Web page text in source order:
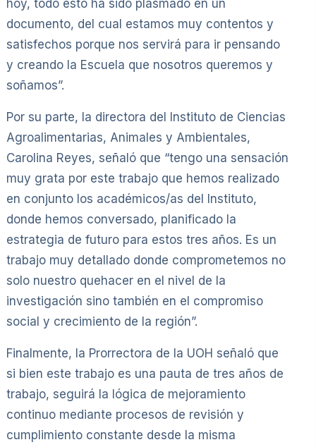
hoy, todo esto ha sido plasmado en un
documento, del cual estamos muy contentos y
satisfechos porque nos servirá para ir pensando
y creando la Escuela que nosotros queremos y
soñamos”.
Por su parte, la directora del Instituto de Ciencias
Agroalimentarias, Animales y Ambientales,
Carolina Reyes, señaló que “tengo una sensación
muy grata por este trabajo que hemos realizado
en conjunto los académicos/as del Instituto,
donde hemos conversado, planificado la
estrategia de futuro para estos tres años. Es un
trabajo muy detallado donde comprometemos no
solo nuestro quehacer en el nivel de la
investigación sino también en el compromiso
social y crecimiento de la región”.
Finalmente, la Prorrectora de la UOH señaló que
si bien este trabajo es una pauta de tres años de
trabajo, seguirá la lógica de mejoramiento
continuo mediante procesos de revisión y
cumplimiento constante desde la misma